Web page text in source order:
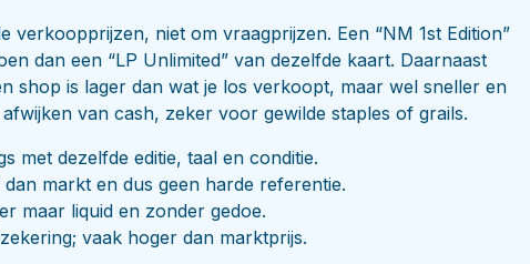
verkoopprijzen, niet om vraagprijzen. Een “NM 1st Edition”
dan een “LP Unlimited” van dezelfde kaart. Daarnaast
shop is lager dan wat je los verkoopt, maar wel sneller en
van cash, zeker voor gewilde staples of grails.
met dezelfde editie, taal en conditie.
markt en dus geen harde referentie.
maar liquid en zonder gedoe.
vaak hoger dan marktprijs.